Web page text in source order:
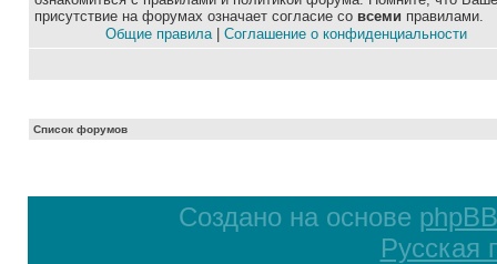
присутствие на форумах означает согласие со всеми правилами.
Общие правила| Соглашение о конфиденциальности
Список форумов
Создано на основе phpBB
Русская